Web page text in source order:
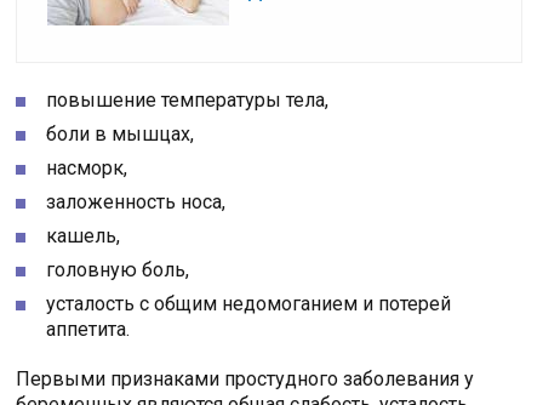
повышение температуры тела,
боли в мышцах,
насморк,
заложенность носа,
кашель,
головную боль,
усталость с общим недомоганием и потерей
аппетита.
Первыми признаками простудного заболевания у